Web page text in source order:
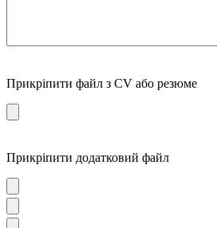
Прикріпити файл з CV або резюме
Прикріпити додатковий файл